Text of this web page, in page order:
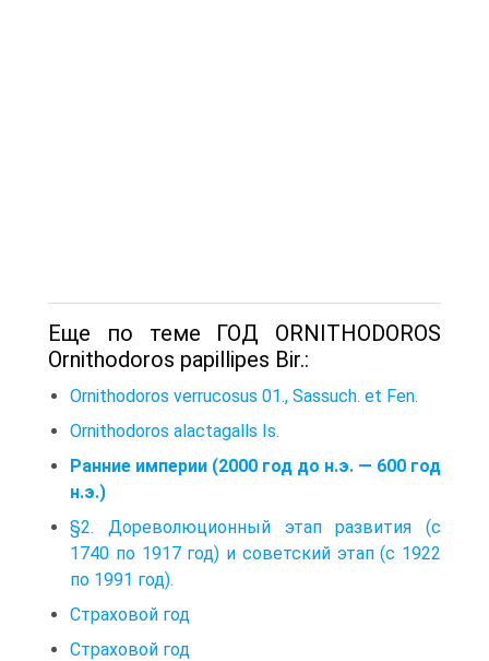
Еще по теме ГОД ORNITHODOROS
Ornithodoros papillipes Bir.:
Ornithodoros verrucosus 01., Sassuch. et Fen.
Ornithodoros alactagalls Is.
Ранние империи (2000 год до н.э. — 600 год
н.э.)
§2. Дореволюционный этап развития (с
1740 по 1917 год) и советский этап (с 1922
по 1991 год).
Страховой год
Страховой год